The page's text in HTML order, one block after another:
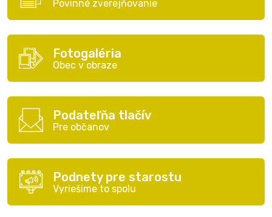
Povinné zverejňovanie
Fotogaléria
Obec v obraze
Podateľňa tlačív
Pre občanov
Podnety pre starostu
Vyriešime to spolu